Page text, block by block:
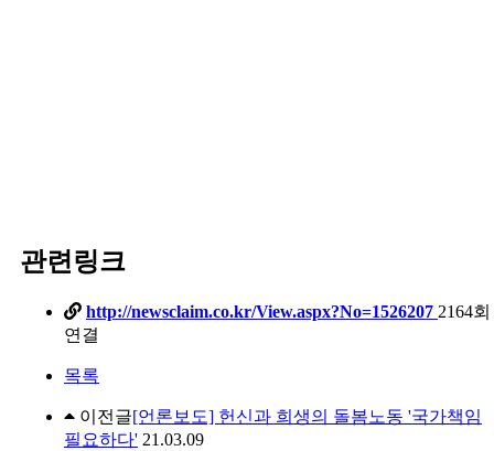
관련링크
http://newsclaim.co.kr/View.aspx?No=1526207 2164회
연결
목록
이전글[언론보도] 헌신과 희생의 돌봄노동 '국가책임
필요하다' 21.03.09